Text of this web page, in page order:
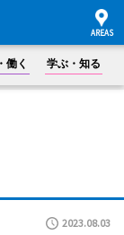
働く 学ぶ・知る
2023.08.03